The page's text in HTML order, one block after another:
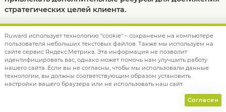
стратегических целей клиента.
УСЛУГИ
PR И SMM
Стоимость услуг зависит от сегмента и задач, которые ставит
Ruward использует технологию "cookie" – сохранение на компьютере
пользователя небольших текстовых файлов. Также мы используем на
сайте сервис Яндекс.Метрика. Эта информация не позволит
идентифицировать вас, однако может помочь нам улучшить работу
нашего сайта. Если вы не согласны, чтобы мы использовали данные
технологии, вы должны соответствующим образом установить
настройки вашего браузера или не использовать наш сайт.
Согласен